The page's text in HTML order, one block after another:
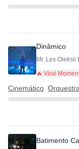
Dinâmico
Mr. Lex Oleksii
🔥 Viral
Cinemático
Batimento